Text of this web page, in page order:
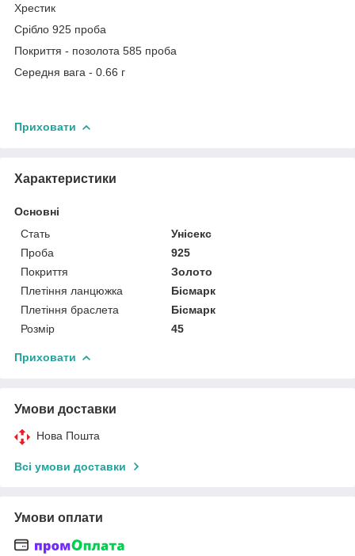
Хрестик
Срібло 925 проба
Покриття - позолота 585 проба
Середня вага - 0.66 г
Приховати
Характеристики
Основні
Стать
Унісекс
Проба
925
Покриття
Золото
Плетіння ланцюжка
Бісмарк
Плетіння браслета
Бісмарк
Розмір
45
Приховати
Умови доставки
Нова Пошта
Всі умови доставки
Умови оплати